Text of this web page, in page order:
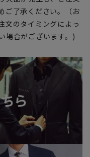
ご了承ください。（お
文のタイミングによっ
場合がございます。)